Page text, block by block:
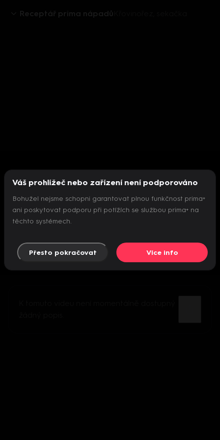
Receptář prima nápadů
Nepodařilo se inicializovat přehrávač
Váš prohlížeč nebo zařízení není podporováno
Bohužel nejsme schopni garantovat plnou funkčnost prima+
ani poskytovat podporu při potížích se službou prima+ na
těchto systémech.
Přesto pokračovat Více info